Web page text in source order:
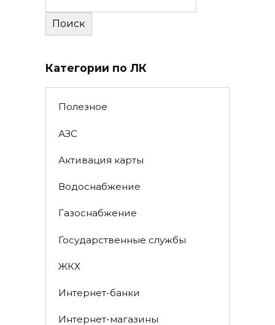
Поиск
Категории по ЛК
Полезное
АЗС
Активация карты
Водоснабжение
Газоснабжение
Государственные службы
ЖКХ
Интернет-банки
Интернет-магазины